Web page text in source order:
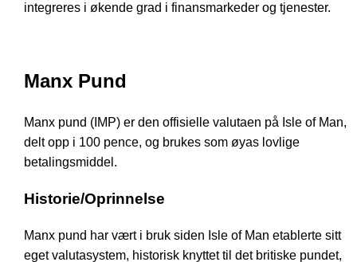
integreres i økende grad i finansmarkeder og tjenester.
Manx Pund
Manx pund (IMP) er den offisielle valutaen på Isle of Man,
delt opp i 100 pence, og brukes som øyas lovlige
betalingsmiddel.
Historie/Oprinnelse
Manx pund har vært i bruk siden Isle of Man etablerte sitt
eget valutasystem, historisk knyttet til det britiske pundet,